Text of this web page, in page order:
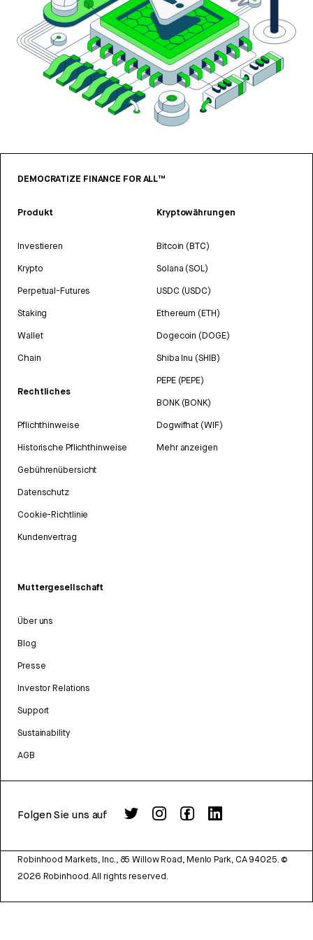
DEMOCRATIZE FINANCE FOR ALL™
Produkt
Investieren
Krypto
Perpetual-Futures
Staking
Wallet
Chain
Rechtliches
Pflichthinweise
Historische Pflichthinweise
Gebührenübersicht
Datenschutz
Cookie-Richtlinie
Kundenvertrag
Kryptowährungen
Bitcoin (BTC)
Solana (SOL)
USDC (USDC)
Ethereum (ETH)
Dogecoin (DOGE)
Shiba Inu (SHIB)
PEPE (PEPE)
BONK (BONK)
Dogwifhat (WIF)
Mehr anzeigen
Muttergesellschaft
Über uns
Blog
Presse
Investor Relations
Support
Sustainability
AGB
Folgen Sie uns auf
Robinhood Markets, Inc., 85 Willow Road, Menlo Park, CA 94025. ©
2026 Robinhood. All rights reserved.